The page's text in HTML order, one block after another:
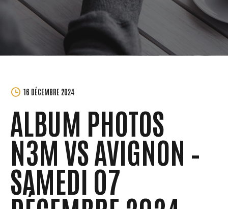
16 DÉCEMBRE 2024
MORGANE
PERCHET
ALBUM PHOTOS
N3M VS AVIGNON –
SAMEDI 07